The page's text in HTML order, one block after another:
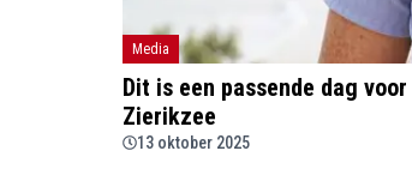
Media
Dit is een passende dag
Zierikzee
13 oktober 2025